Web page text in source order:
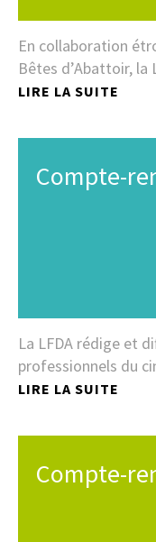
En collaboration
Bêtes d’Abattoir,
LIRE LA SUITE
Compte-
La LFDA rédige et
professionnels du
LIRE LA SUITE
Compte-